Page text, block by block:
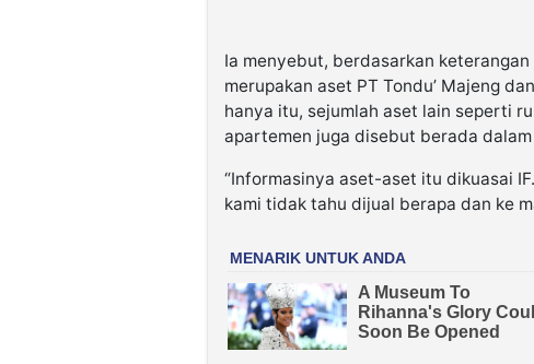
Ia menyebut, berdasarkan
merupakan aset PT Tondu’ Majeng
hanya itu, sejumlah aset lain seperti
apartemen juga disebut berada
“Informasinya aset-aset itu dikuasai
kami tidak tahu dijual berapa dan ke